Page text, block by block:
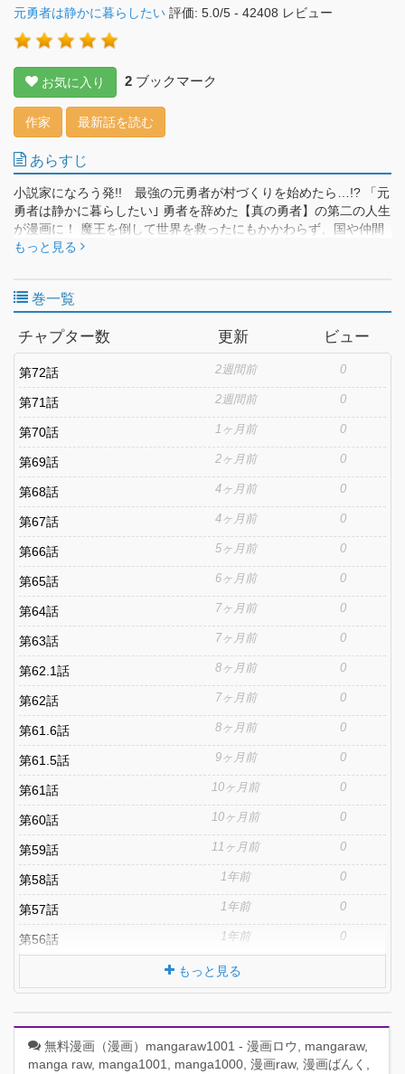
元勇者は静かに暮らしたい 評価: 5.0/5 - 42408 レビュー
お気に入り 2 ブックマーク
作家 最新話を読む
あらすじ
小説家になろう発!! 最強の元勇者が村づくりを始めたら…!? 「元
勇者は静かに暮らしたい｣ 勇者を辞めた【真の勇者】の第二の人生
が漫画に！ 魔王を倒して世界を救ったにもかかわらず、国や仲間
からも裏切られた勇者ノエル・ビーガー。 失望し荒れ果てた廃村
付きの村でまったりスローライフを目指すものの、元勇者の最強
もっと見る
巻一覧
チャプター数 更新 ビュー
第72話 2週間前 0
第71話 2週間前 0
第70話 1ヶ月前 0
第69話 2ヶ月前 0
第68話 4ヶ月前 0
第67話 4ヶ月前 0
第66話 5ヶ月前 0
第65話 6ヶ月前 0
第64話 7ヶ月前 0
第63話 7ヶ月前 0
第62.1話 8ヶ月前 0
第62話 7ヶ月前 0
第61.6話 8ヶ月前 0
第61.5話 9ヶ月前 0
第61話 10ヶ月前 0
第60話 10ヶ月前 0
第59話 11ヶ月前 0
第58話 1年前 0
第57話 1年前 0
第56話 1年前 0
もっと見る
無料漫画（漫画）mangaraw1001 - 漫画ロウ, mangaraw,
manga raw, manga1001, manga1000, 漫画raw, 漫画ばんく,